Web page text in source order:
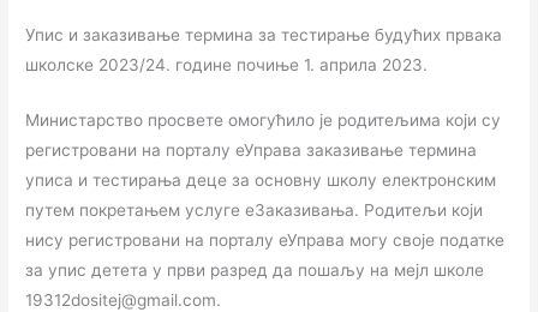
Упис и заказивање термина за тестирање будућих првака
школске 2023/24. године почиње 1. априла 2023.
Министарство просвете омогућило је родитељима који су
регистровани на порталу еУправа заказивање термина
уписа и тестирања деце за основну школу електронским
путем покретањем услуге еЗаказивања. Родитељи који
нису регистровани на порталу еУправа могу своје податке
за упис детета у први разред да пошаљу на мејл школе
19312dositej@gmail.com.